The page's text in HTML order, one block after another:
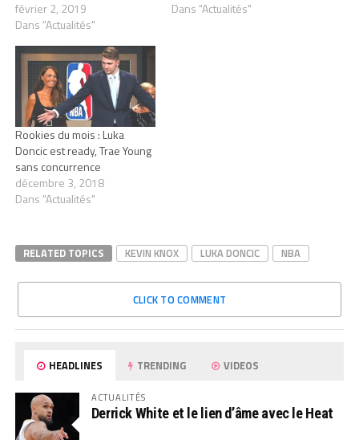
février 2, 2019
Dans "Actualités"
Dans "Actualités"
Rookies du mois : Luka
Doncic est ready, Trae Young
sans concurrence
décembre 3, 2018
Dans "Actualités"
RELATED TOPICS KEVIN KNOX LUKA DONCIC NBA
CLICK TO COMMENT
HEADLINES TRENDING VIDEOS
ACTUALITÉS
Derrick White et le lien d’âme avec le Heat